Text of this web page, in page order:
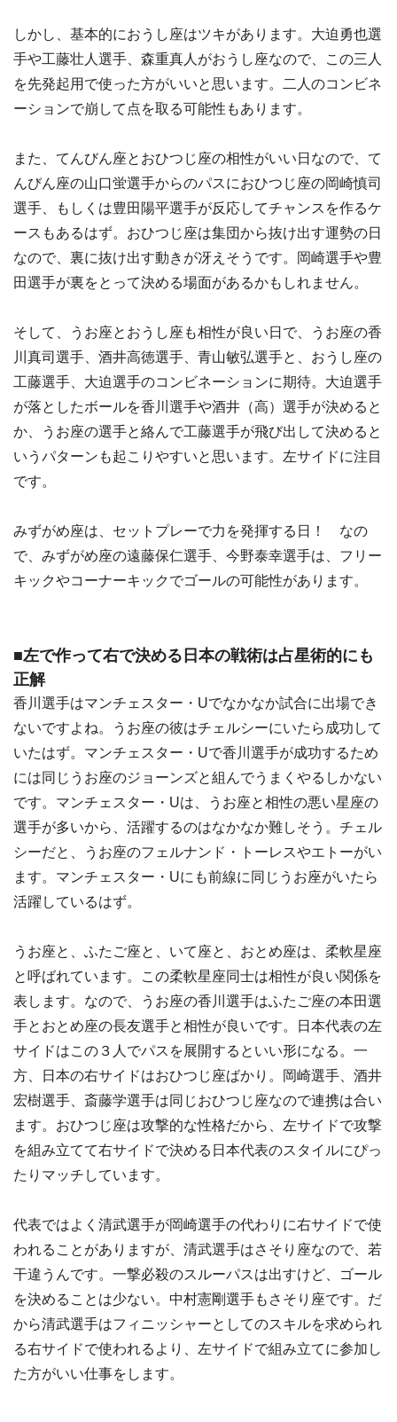
しかし、基本的におうし座はツキがあります。大迫勇也選
手や工藤壮人選手、森重真人がおうし座なので、この三人
を先発起用で使った方がいいと思います。二人のコンビネ
ーションで崩して点を取る可能性もあります。
また、てんびん座とおひつじ座の相性がいい日なので、て
んびん座の山口蛍選手からのパスにおひつじ座の岡崎慎司
選手、もしくは豊田陽平選手が反応してチャンスを作るケ
ースもあるはず。おひつじ座は集団から抜け出す運勢の日
なので、裏に抜け出す動きが冴えそうです。岡崎選手や豊
田選手が裏をとって決める場面があるかもしれません。
そして、うお座とおうし座も相性が良い日で、うお座の香
川真司選手、酒井高徳選手、青山敏弘選手と、おうし座の
工藤選手、大迫選手のコンビネーションに期待。大迫選手
が落としたボールを香川選手や酒井（高）選手が決めると
か、うお座の選手と絡んで工藤選手が飛び出して決めると
いうパターンも起こりやすいと思います。左サイドに注目
です。
みずがめ座は、セットプレーで力を発揮する日！ なの
で、みずがめ座の遠藤保仁選手、今野泰幸選手は、フリー
キックやコーナーキックでゴールの可能性があります。
■左で作って右で決める日本の戦術は占星術的にも
正解
香川選手はマンチェスター・Uでなかなか試合に出場でき
ないですよね。うお座の彼はチェルシーにいたら成功して
いたはず。マンチェスター・Uで香川選手が成功するため
には同じうお座のジョーンズと組んでうまくやるしかない
です。マンチェスター・Uは、うお座と相性の悪い星座の
選手が多いから、活躍するのはなかなか難しそう。チェル
シーだと、うお座のフェルナンド・トーレスやエトーがい
ます。マンチェスター・Uにも前線に同じうお座がいたら
活躍しているはず。
うお座と、ふたご座と、いて座と、おとめ座は、柔軟星座
と呼ばれています。この柔軟星座同士は相性が良い関係を
表します。なので、うお座の香川選手はふたご座の本田選
手とおとめ座の長友選手と相性が良いです。日本代表の左
サイドはこの３人でパスを展開するといい形になる。一
方、日本の右サイドはおひつじ座ばかり。岡崎選手、酒井
宏樹選手、斎藤学選手は同じおひつじ座なので連携は合い
ます。おひつじ座は攻撃的な性格だから、左サイドで攻撃
を組み立てて右サイドで決める日本代表のスタイルにぴっ
たりマッチしています。
代表ではよく清武選手が岡崎選手の代わりに右サイドで使
われることがありますが、清武選手はさそり座なので、若
干違うんです。一撃必殺のスルーパスは出すけど、ゴール
を決めることは少ない。中村憲剛選手もさそり座です。だ
から清武選手はフィニッシャーとしてのスキルを求められ
る右サイドで使われるより、左サイドで組み立てに参加し
た方がいい仕事をします。